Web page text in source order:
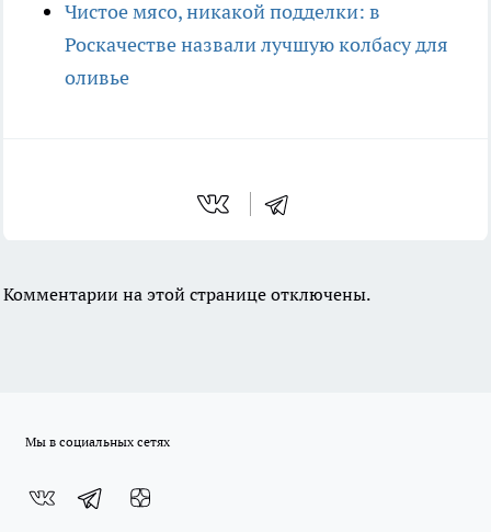
Чистое мясо, никакой подделки: в
Роскачестве назвали лучшую колбасу для
оливье
Комментарии на этой странице отключены.
Мы в социальных сетях